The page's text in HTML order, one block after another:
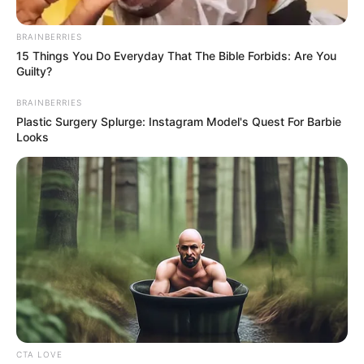
Foto/ Gobernación de Córdoba
En alerta roja permanece el río San Jorge.
Por:Jairo Alonso Pérez Delgado
Junio 22, 2024
BRAINBERRIES
15 Things You Do Everyday That The Bible Forbids: Are You
Guilty?
BRAINBERRIES
Plastic Surgery Splurge: Instagram Model's Quest For Barbie
Looks
CTA LOVE